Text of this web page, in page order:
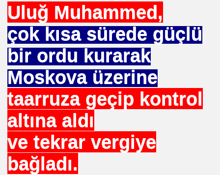
Uluğ Muhammed,
çok kısa sürede güçlü
bir ordu kurarak
Moskova üzerine
taarruza geçip kontrol
altına aldı
ve tekrar vergiye
bağladı.